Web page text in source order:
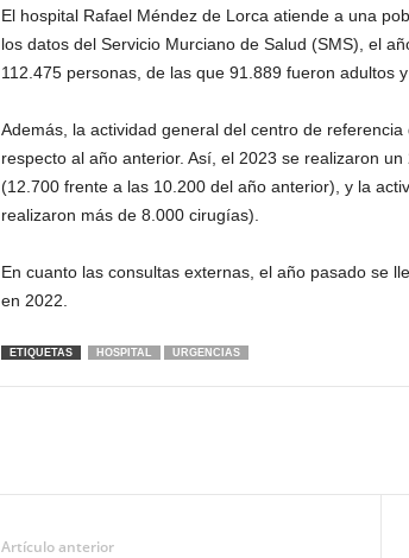
El hospital Rafael Méndez de Lorca atiende a una
los datos del Servicio Murciano de Salud (SMS), el
112.475 personas, de las que 91.889 fueron adultos
Además, la actividad general del centro de
respecto al año anterior. Así, el 2023 se realizaron
(12.700 frente a las 10.200 del año anterior), y la
realizaron más de 8.000 cirugías).
En cuanto las consultas externas, el año pasado se
en 2022.
ETIQUETAS HOSPITAL URGENCIAS
Artículo anterior